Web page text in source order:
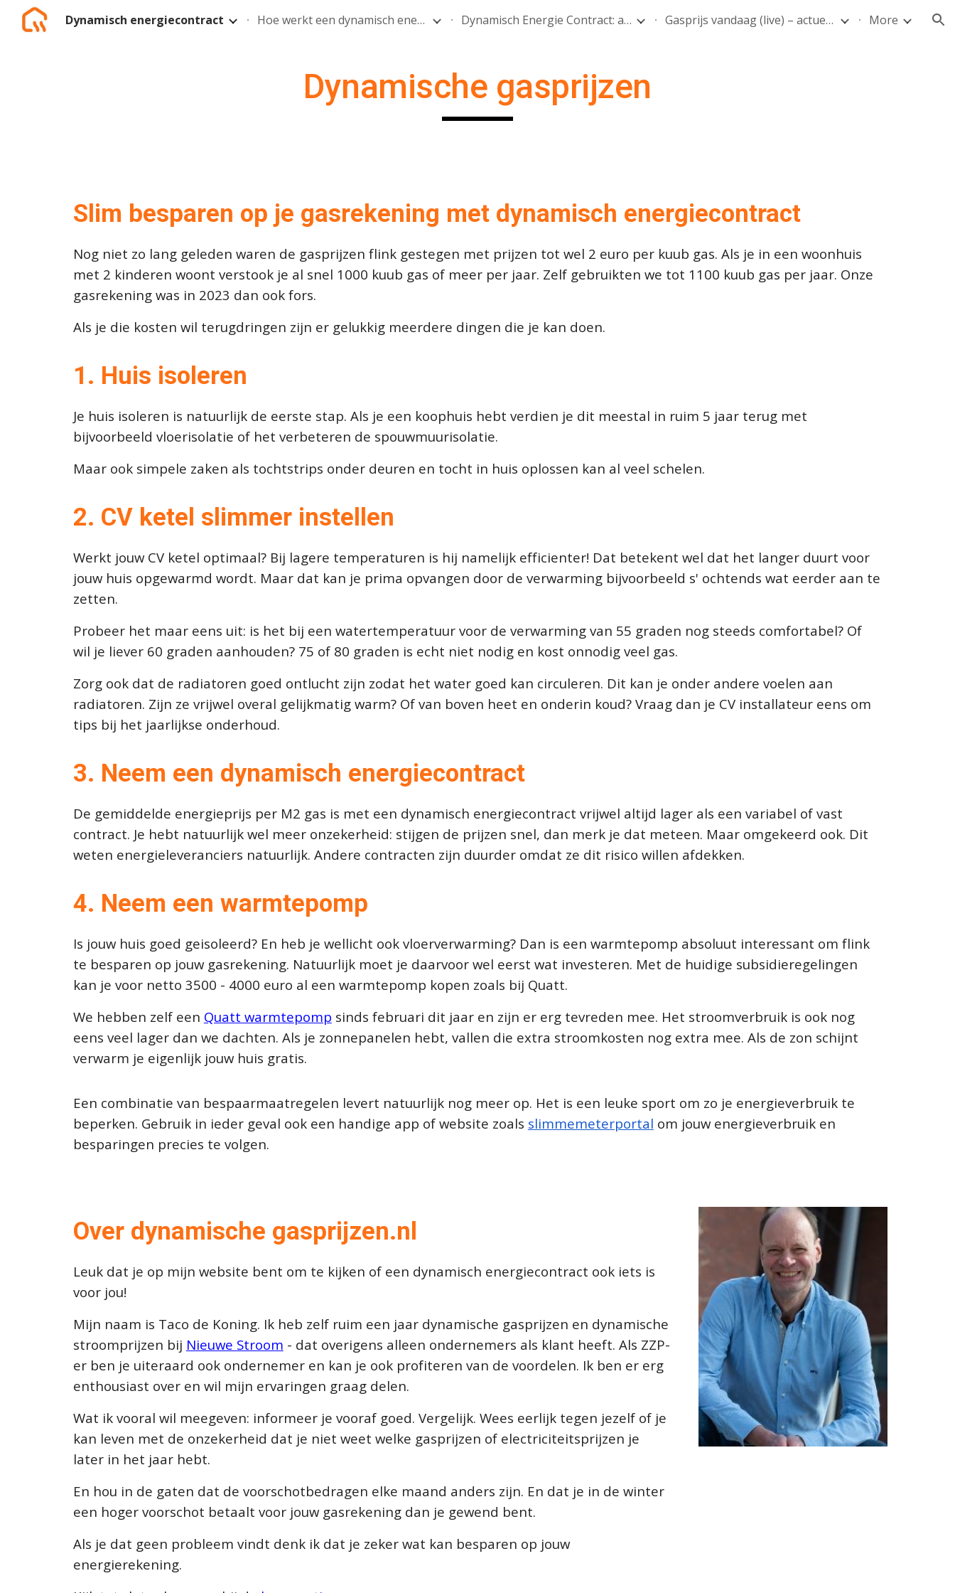
Skip to main content Skip to navigation
Dynamisch energiecontract Hoe werkt een dynamisch energiecontract? Dynamisch Energie Contract: alle leveranciers Gasprijs vandaag (live) – actuele prijs per m³ More
Dynamische gasprijzen
Slim besparen op je gasrekening met dynamisch energiecontract
Nog niet zo lang geleden waren de gasprijzen flink gestegen met prijzen tot wel 2 euro per kuub gas. Als je in een woonhuis
met 2 kinderen woont verstook je al snel 1000 kuub gas of meer per jaar. Zelf gebruikten we tot 1100 kuub gas per jaar. Onze
gasrekening was in 2023 dan ook fors.
Als je die kosten wil terugdringen zijn er gelukkig meerdere dingen die je kan doen.
1. Huis isoleren
Je huis isoleren is natuurlijk de eerste stap. Als je een koophuis hebt verdien je dit meestal in ruim 5 jaar terug met
bijvoorbeeld vloerisolatie of het verbeteren de spouwmuurisolatie.
Maar ook simpele zaken als tochtstrips onder deuren en tocht in huis oplossen kan al veel schelen.
2. CV ketel slimmer instellen
Werkt jouw CV ketel optimaal? Bij lagere temperaturen is hij namelijk efficienter! Dat betekent wel dat het langer duurt voor
jouw huis opgewarmd wordt. Maar dat kan je prima opvangen door de verwarming bijvoorbeeld s' ochtends wat eerder aan te
zetten.
Probeer het maar eens uit: is het bij een watertemperatuur voor de verwarming van 55 graden nog steeds comfortabel? Of
wil je liever 60 graden aanhouden? 75 of 80 graden is echt niet nodig en kost onnodig veel gas.
Zorg ook dat de radiatoren goed ontlucht zijn zodat het water goed kan circuleren. Dit kan je onder andere voelen aan
radiatoren. Zijn ze vrijwel overal gelijkmatig warm? Of van boven heet en onderin koud? Vraag dan je CV installateur eens om
tips bij het jaarlijkse onderhoud.
3. Neem een dynamisch energiecontract
De gemiddelde energieprijs per M2 gas is met een dynamisch energiecontract vrijwel altijd lager als een variabel of vast
contract. Je hebt natuurlijk wel meer onzekerheid: stijgen de prijzen snel, dan merk je dat meteen. Maar omgekeerd ook. Dit
weten energieleveranciers natuurlijk. Andere contracten zijn duurder omdat ze dit risico willen afdekken.
4. Neem een warmtepomp
Is jouw huis goed geisoleerd? En heb je wellicht ook vloerverwarming? Dan is een warmtepomp absoluut interessant om flink
te besparen op jouw gasrekening. Natuurlijk moet je daarvoor wel eerst wat investeren. Met de huidige subsidieregelingen
kan je voor netto 3500 - 4000 euro al een warmtepomp kopen zoals bij Quatt.
We hebben zelf een Quatt warmtepomp sinds februari dit jaar en zijn er erg tevreden mee. Het stroomverbruik is ook nog
eens veel lager dan we dachten. Als je zonnepanelen hebt, vallen die extra stroomkosten nog extra mee. Als de zon schijnt
verwarm je eigenlijk jouw huis gratis.
Een combinatie van bespaarmaatregelen levert natuurlijk nog meer op. Het is een leuke sport om zo je energieverbruik te
beperken. Gebruik in ieder geval ook een handige app of website zoals slimmemeterportal om jouw energieverbruik en
besparingen precies te volgen.
Over dynamische gasprijzen.nl
Leuk dat je op mijn website bent om te kijken of een dynamisch energiecontract ook iets is
voor jou!
Mijn naam is Taco de Koning. Ik heb zelf ruim een jaar dynamische gasprijzen en dynamische
stroomprijzen bij Nieuwe Stroom - dat overigens alleen ondernemers als klant heeft. Als ZZP-
er ben je uiteraard ook ondernemer en kan je ook profiteren van de voordelen. Ik ben er erg
enthousiast over en wil mijn ervaringen graag delen.
Wat ik vooral wil meegeven: informeer je vooraf goed. Vergelijk. Wees eerlijk tegen jezelf of je
kan leven met de onzekerheid dat je niet weet welke gasprijzen of electriciteitsprijzen je
later in het jaar hebt.
En hou in de gaten dat de voorschotbedragen elke maand anders zijn. En dat je in de winter
een hoger voorschot betaalt voor jouw gasrekening dan je gewend bent.
Als je dat geen probleem vindt denk ik dat je zeker wat kan besparen op jouw
energierekening.